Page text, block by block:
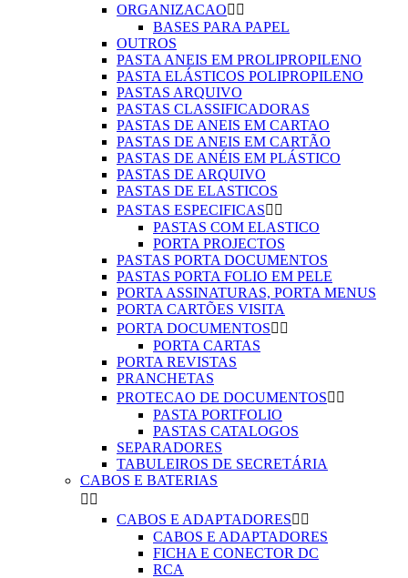
ORGANIZACAO 
BASES PARA PAPEL
OUTROS
PASTA ANEIS EM PROLIPROPILENO
PASTA ELÁSTICOS POLIPROPILENO
PASTAS ARQUIVO
PASTAS CLASSIFICADORAS
PASTAS DE ANEIS EM CARTAO
PASTAS DE ANEIS EM CARTÃO
PASTAS DE ANÉIS EM PLÁSTICO
PASTAS DE ARQUIVO
PASTAS DE ELASTICOS
PASTAS ESPECIFICAS 
PASTAS COM ELASTICO
PORTA PROJECTOS
PASTAS PORTA DOCUMENTOS
PASTAS PORTA FOLIO EM PELE
PORTA ASSINATURAS, PORTA MENUS
PORTA CARTÕES VISITA
PORTA DOCUMENTOS 
PORTA CARTAS
PORTA REVISTAS
PRANCHETAS
PROTECAO DE DOCUMENTOS 
PASTA PORTFOLIO
PASTAS CATALOGOS
SEPARADORES
TABULEIROS DE SECRETÁRIA
CABOS E BATERIAS
 
CABOS E ADAPTADORES 
CABOS E ADAPTADORES
FICHA E CONECTOR DC
RCA